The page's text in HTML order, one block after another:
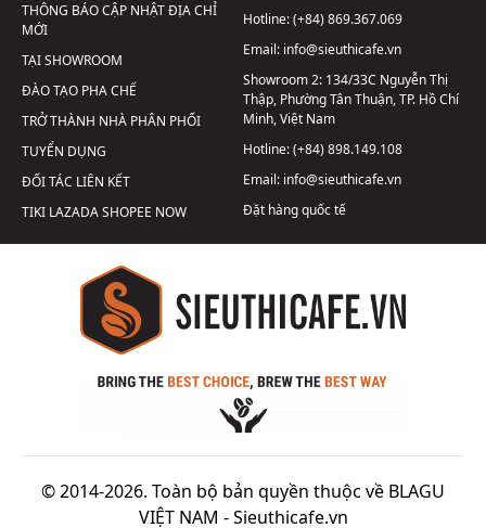
THÔNG BÁO CẬP NHẬT ĐỊA CHỈ
MỚI
TẠI SHOWROOM
ĐÀO TẠO PHA CHẾ
TRỞ THÀNH NHÀ PHÂN PHỐI
TUYỂN DỤNG
ĐỐI TÁC LIÊN KẾT
TIKI LAZADASHOPEE NOW
Hotline:(+84) 869.367.069
Email: info@sieuthicafe.vn
Showroom 2: 134/33C Nguyễn Thị
Thập, Phường Tân Thuận, TP. Hồ Chí
Minh, Việt Nam
Hotline:(+84) 898.149.108
Email: info@sieuthicafe.vn
Đặt hàng quốc tế
© 2014-2026. Toàn bộ bản quyền thuộc về BLAGU
VIỆT NAM -Sieuthicafe.vn